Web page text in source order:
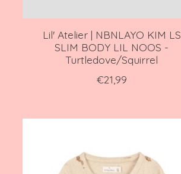
Lil' Atelier | NBNLAYO KIM LS
SLIM BODY LIL NOOS -
Turtledove/Squirrel
€21,99